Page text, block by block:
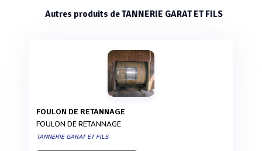
Autres produits de TANNERIE GARAT ET FILS
FOULON DE RETANNAGE
FOULON DE RETANNAGE
TANNERIE GARAT ET FILS